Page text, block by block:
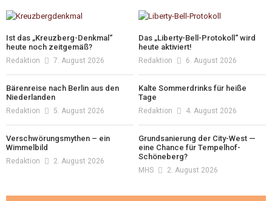
Ist das „Kreuzberg-Denkmal“
heute noch zeitgemäß?
Redaktion 7. August 2026
Das „Liberty-Bell-Protokoll“ wird
heute aktiviert!
Redaktion 6. August 2026
Bärenreise nach Berlin aus den
Niederlanden
Redaktion 5. August 2026
Kalte Sommerdrinks für heiße
Tage
Redaktion 4. August 2026
Verschwörungsmythen – ein
Wimmelbild
Redaktion 2. August 2026
Grundsanierung der City-West —
eine Chance für Tempelhof-
Schöneberg?
MHS 2. August 2026